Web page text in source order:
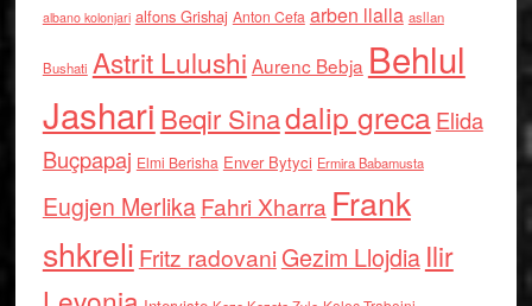
albano kolonjari alfons Grishaj Anton Cefa arben llalla asllan
Bushati Astrit Lulushi Aurenc Bebja Behlul
Jashari Beqir Sinadalip grecaElida
Buçpapaj Elmi Berisha Enver Bytyci Ermira Babamusta
Eugjen MerlikaFahri Xharra Frank
shkreli Fritz radovaniGezim Llojdia Ilir